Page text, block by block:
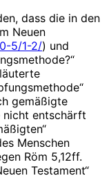
dass die in den
Neuen
5/1-2/) und
gemäßigte
nicht entschärft
Menschen
Röm 5,12ff.
Testament“